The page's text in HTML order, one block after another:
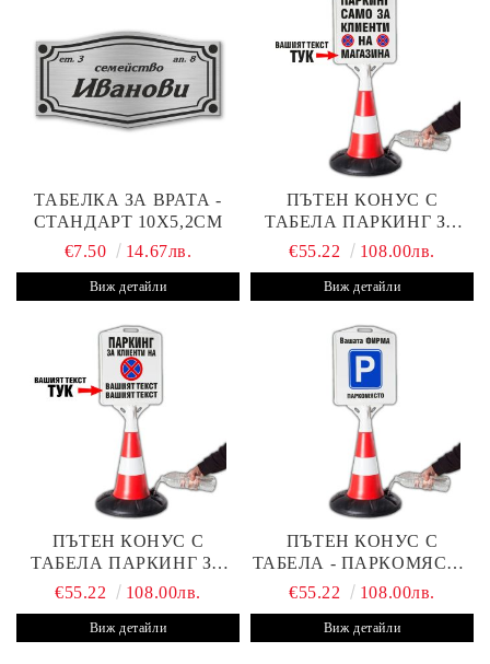
ТАБЕЛКА ЗА ВРАТА -
СТАНДАРТ 10Х5,2СМ
€7.50
14.67лв.
Виж детайли
ПЪТЕН КОНУС С
ТАБЕЛА ПАРКИНГ ЗА
КЛИЕНТИ
€55.22 108.00лв.
Виж детайли
ПЪТЕН КОНУС С
ТАБЕЛА ПАРКИНГ ЗА
КЛИЕНТИ С ВАШ ТЕКСТ
€55.22 108.00лв.
Виж детайли
ПЪТЕН КОНУС С
ТАБЕЛА - ПАРКОМЯСТО
(С ВАШАТА ФИРМА)
€55.22 108.00лв.
Виж детайли